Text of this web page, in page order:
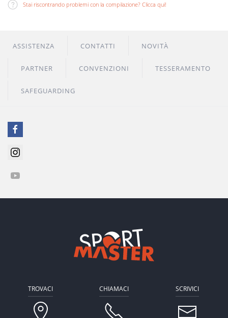
Stai riscontrando problemi con la compilazione? Clicca qui!
ASSISTENZA CONTATTI NOVITÀ
PARTNER CONVENZIONI TESSERAMENTO
SAFEGUARDING
TROVACI CHIAMACI SCRIVICI